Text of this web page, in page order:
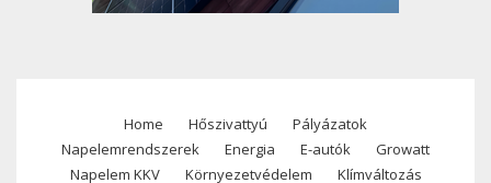
Footer
Home Hőszivattyú
Pályázatok
Napelemrendszerek
Energia E-autók
Growatt
Napelem KKV
Környezetvédelem Klímváltozás